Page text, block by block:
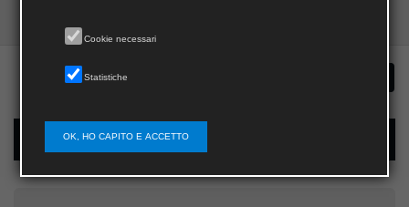
Username recovery
Cookie necessari
Statistiche
OK, HO CAPITO E ACCETTO